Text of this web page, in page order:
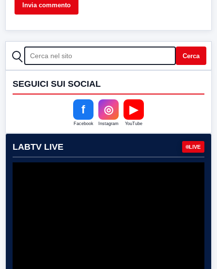
CERCA Cerca
SEGUICI SUI SOCIAL
f
Facebook
◎
Instagram
▶
YouTube
LABTV LIVE LIVE